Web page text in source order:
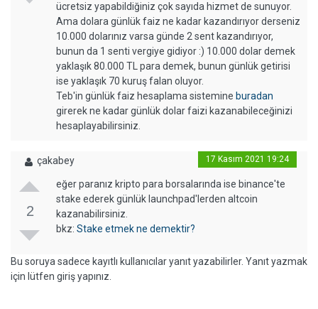
ücretsiz yapabildiğiniz çok sayıda hizmet de sunuyor.
Ama dolara günlük faiz ne kadar kazandırıyor derseniz
10.000 dolarınız varsa günde 2 sent kazandırıyor,
bunun da 1 senti vergiye gidiyor :) 10.000 dolar demek
yaklaşık 80.000 TL para demek, bunun günlük getirisi
ise yaklaşık 70 kuruş falan oluyor.
Teb'in günlük faiz hesaplama sistemine buradan
girerek ne kadar günlük dolar faizi kazanabileceğinizi
hesaplayabilirsiniz.
çakabey 17 Kasım 2021 19:24
2
eğer paranız kripto para borsalarında ise binance'te
stake ederek günlük launchpad'lerden altcoin
kazanabilirsiniz.
bkz: Stake etmek ne demektir?
Bu soruya sadece kayıtlı kullanıcılar yanıt yazabilirler. Yanıt yazmak
için lütfen giriş yapınız.